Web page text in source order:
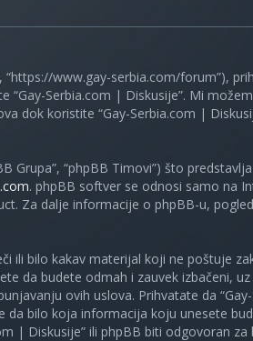
“https://www.gay-serbia.com/forum”),
“Gay-Serbia.com | Diskusije”. Mi
dok koristite “Gay-Serbia.com |
Grupa”, “phpBB Timovi”) što
. phpBB softver se odnosi samo na
Za dalje informacije o phpBB-u,
ili bilo kakav materijal koji ne poštuje
da budete odmah i zauvek izbačeni,
ovih uslova. Prihvatate da
da bilo koja informacija koju unesete
| Diskusije” ili phpBB biti odgovoran za